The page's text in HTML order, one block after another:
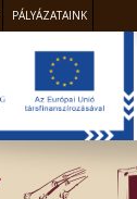
PÁLYÁZATAINK